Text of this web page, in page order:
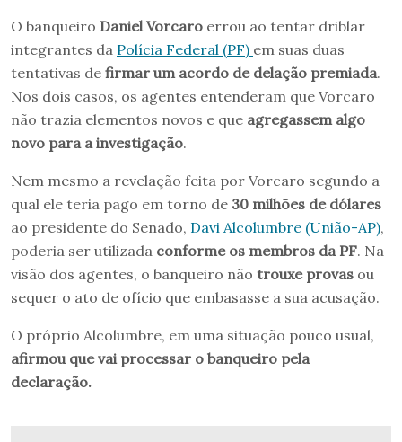
O banqueiro Daniel Vorcaro errou ao tentar driblar
integrantes da Polícia Federal (PF) em suas duas
tentativas de firmar um acordo de delação premiada.
Nos dois casos, os agentes entenderam que Vorcaro
não trazia elementos novos e que agregassem algo
novo para a investigação.
Nem mesmo a revelação feita por Vorcaro segundo a
qual ele teria pago em torno de 30 milhões de dólares
ao presidente do Senado, Davi Alcolumbre (União-AP),
poderia ser utilizada conforme os membros da PF. Na
visão dos agentes, o banqueiro não trouxe provas ou
sequer o ato de ofício que embasasse a sua acusação.
O próprio Alcolumbre, em uma situação pouco usual,
afirmou que vai processar o banqueiro pela
declaração.